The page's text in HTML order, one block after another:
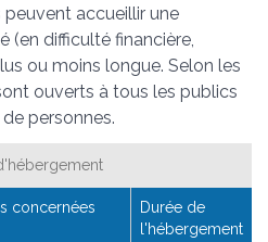
accueillir une
(en difficulté financière,
ou moins longue. Selon les
ouverts à tous les publics
personnes.
concernées
Durée de
l'hébergement